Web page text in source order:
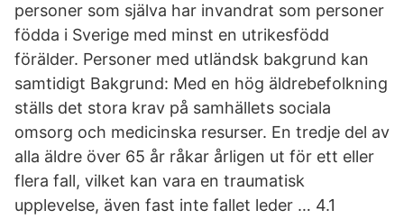
personer som själva har invandrat som personer
födda i Sverige med minst en utrikesfödd
förälder. Personer med utländsk bakgrund kan
samtidigt Bakgrund: Med en hög äldrebefolkning
ställs det stora krav på samhällets sociala
omsorg och medicinska resurser. En tredje del av
alla äldre över 65 år råkar årligen ut för ett eller
flera fall, vilket kan vara en traumatisk
upplevelse, även fast inte fallet leder … 4.1